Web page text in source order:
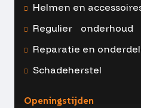
Helmen en
Regulier onderhoud
Reparatie en
Schadeherstel
Openingstijden